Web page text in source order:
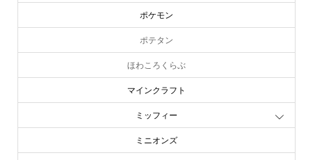
ポケモン
ポテタン
ほわころくらぶ
マインクラフト
ミッフィー
ミニオンズ